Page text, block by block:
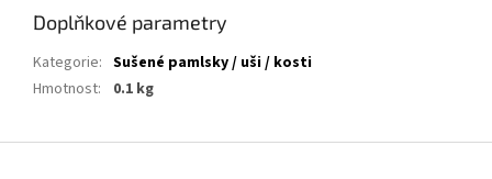
Doplňkové parametry
Kategorie: Sušené pamlsky / uši / kosti
Hmotnost: 0.1 kg